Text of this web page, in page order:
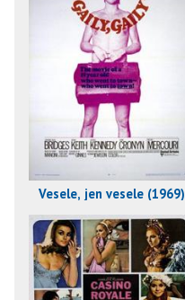
Vesele, jen vesele (1969)